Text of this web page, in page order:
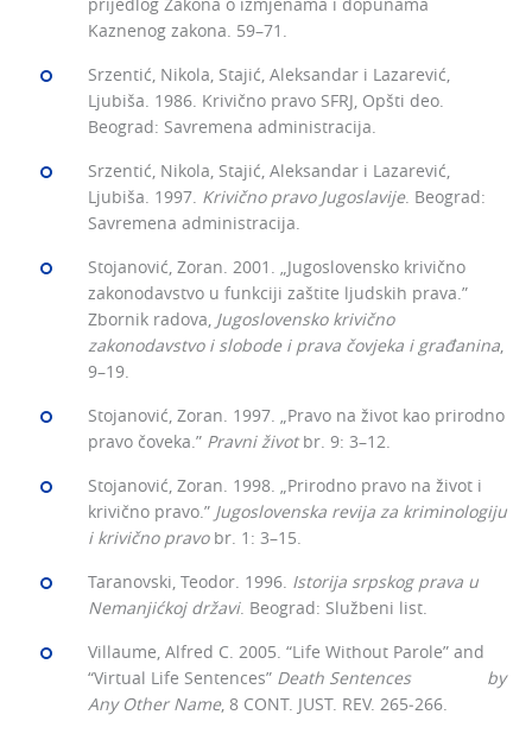
prijedlog Zakona o izmjenama i dopunama
Kaznenog zakona. 59–71.
Srzentić, Nikola, Stajić, Aleksandar i Lazarević,
Ljubiša. 1986. Krivično pravo SFRJ, Opšti deo.
Beograd: Savremena administracija.
Srzentić, Nikola, Stajić, Aleksandar i Lazarević,
Ljubiša. 1997. Krivično pravo Jugoslavije. Beograd:
Savremena administracija.
Stojanović, Zoran. 2001. „Jugoslovensko krivično
zakonodavstvo u funkciji zaštite ljudskih prava.”
Zbornik radova, Jugoslovensko krivično
zakonodavstvo i slobode i prava čovjeka i građanina,
9–19.
Stojanović, Zoran. 1997. „Pravo na život kao prirodno
pravo čoveka.” Pravni životbr. 9: 3–12.
Stojanović, Zoran. 1998. „Prirodno pravo na život i
krivično pravo.” Jugoslovenska revija za kriminologiju
i krivično pravobr. 1: 3–15.
Taranovski, Teodor. 1996. Istorija srpskog prava u
Nemanjićkoj državi. Beograd: Službeni list.
Villaume, Alfred C. 2005. “Life Without Parole” and
“Virtual Life Sentences” Death Sentences by
Any Other Name, 8 CONT. JUST. REV. 265‒266.